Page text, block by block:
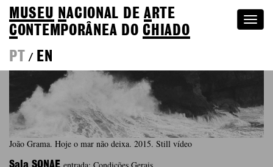
MUSEU NACIONAL DEA RTE
CONTEMPORÂNEA DOCHIADO
PT
/ EN
João Grama. Hoje o mar não deixa. 2015. Still vídeo
entrada: Condições Gerais